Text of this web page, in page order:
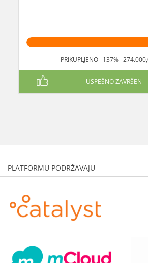
PRIKUPLJENO 137%
USPEŠNO ZAVRŠEN
PLATFORMU PODRŽAVAJU